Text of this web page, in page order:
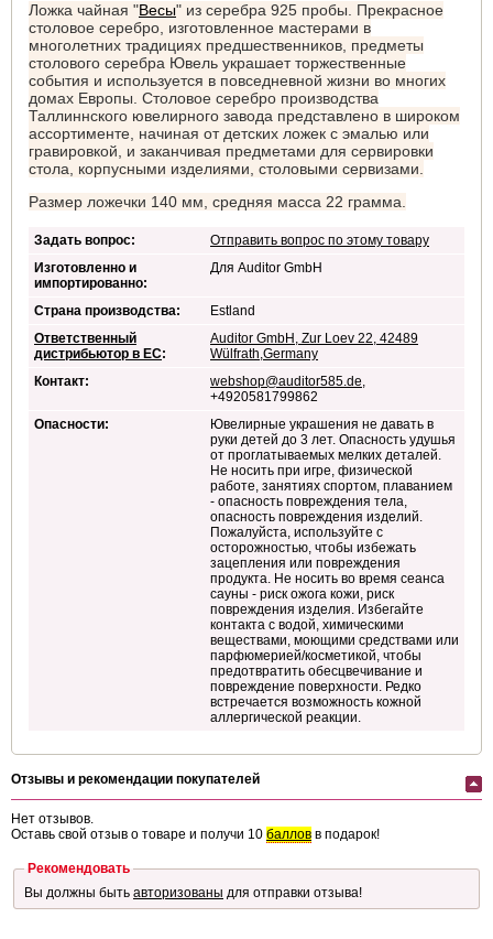
Ложка чайная "Весы" из серебра 925 пробы. Прекрасное
столовое серебро, изготовленное мастерами в
многолетних традициях предшественников, предметы
столового серебра Ювель украшает торжественные
события и используется в повседневной жизни во многих
домах Европы. Столовое серебро производства
Таллиннского ювелирного завода представлено в широком
ассортименте, начиная от детских ложек с эмалью или
гравировкой, и заканчивая предметами для сервировки
стола, корпусными изделиями, столовыми сервизами.
Размер ложечки 140 мм, средняя масса 22 грамма.
Задать вопрос:
Отправить вопрос по этому товару
Изготовленно и
импортированно:
Для Auditor GmbH
Страна производства:
Estland
Ответственный
дистрибьютор в ЕС:
Auditor GmbH, Zur Loev 22, 42489
Wülfrath,Germany
Контакт:
webshop@auditor585.de,
+4920581799862
Опасности:
Ювелирные украшения не давать в
руки детей до 3 лет. Опасность удушья
от проглатываемых мелких деталей.
Не носить при игре, физической
работе, занятиях спортом, плаванием
- опасность повреждения тела,
опасность повреждения изделий.
Пожалуйста, используйте с
осторожностью, чтобы избежать
зацепления или повреждения
продукта. Не носить во время сеанса
сауны - риск ожога кожи, риск
повреждения изделия. Избегайте
контакта с водой, химическими
веществами, моющими средствами или
парфюмерией/косметикой, чтобы
предотвратить обесцвечивание и
повреждение поверхности. Редко
встречается возможность кожной
аллергической реакции.
Отзывы и рекомендации покупателей
Нет отзывов.
Оставь свой отзыв о товаре и получи 10 баллов в подарок!
Рекомендовать
Вы должны быть авторизованы для отправки отзыва!